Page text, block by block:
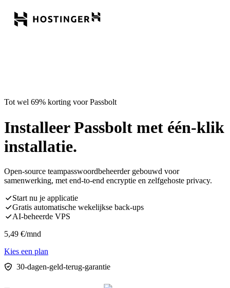
Tot wel 69% korting voor Passbolt
Installeer Passbolt met één-klik
installatie.
Open-source teampasswoordbeheerder gebouwd voor
samenwerking, met end-to-end encryptie en zelfgehoste privacy.
Start nu je applicatie
Gratis automatische wekelijkse back-ups
AI-beheerde VPS
5,49 €/mnd
Kies een plan
30-dagen-geld-terug-garantie